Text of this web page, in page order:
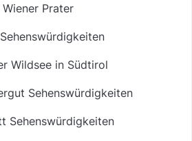
Wiener Prater
Wildsee in Südtirol
Sehenswürdigkeiten
Sehenswürdigkeiten